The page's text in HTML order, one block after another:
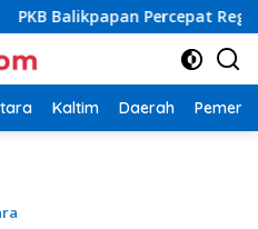
Percepat Regenerasi,
Kaltim Daerah